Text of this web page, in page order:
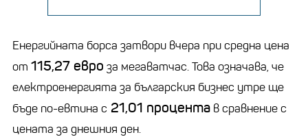
Енергийната борса затвори вчера при средна цена
от 115,27 евро за мегаватчас. Това означава, че
електроенергията за българския бизнес утре ще
бъде по-евтина с 21,01 процента в сравнение с
цената за днешния ден.